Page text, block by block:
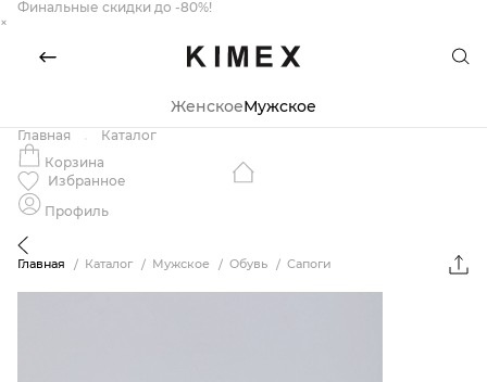
Финальные скидки до -80%!
×
ЖенскоеМужское
Главная
Каталог
Корзина
Избранное
Профиль
Главная Каталог Мужское Обувь Сапоги